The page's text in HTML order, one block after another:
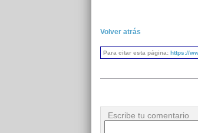
Volver atrás
Para citar esta página: https://
Escribe tu comentario